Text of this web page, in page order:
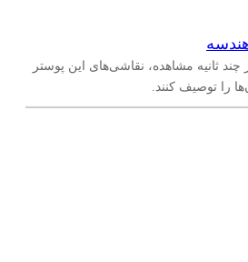
چند ثانیه مشاهده، نقاشی‌های این پوستر
را توصیف کنند.